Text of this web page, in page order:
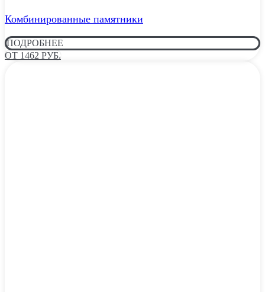
Комбинированные памятники
ПОДРОБНЕЕ
ОТ 1462 РУБ.